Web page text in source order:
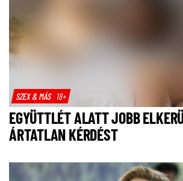
SZEX & MÁS 18+
EGYÜTTLÉT ALATT JOBB
ÁRTATLAN KÉRDÉST